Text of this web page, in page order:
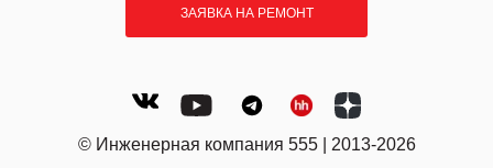
ЗАЯВКА НА РЕМОНТ
© Инженерная компания 555 | 2013-2026